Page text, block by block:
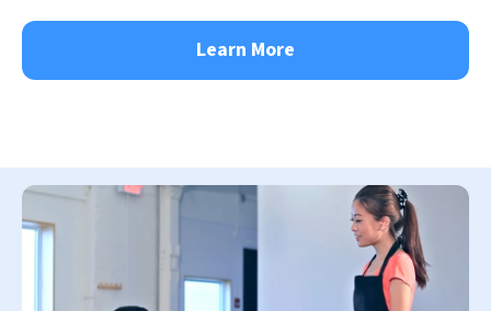
Learn More